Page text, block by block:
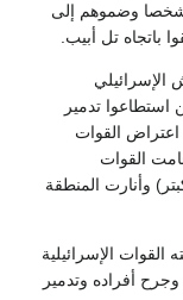
باصا آخر واقتادوا ركابه البالغ عددهم 63 شخصا وضموهم إلى
باتجاه تل أبيب.
الإسرائيلي
استطاعوا تدمير
اعتراض القوات
القوات
وأنارت المنطقة
القوات الإسرائيلية
أفراده وتدمير